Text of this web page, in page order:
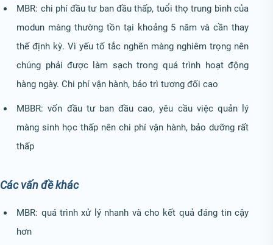
MBR: chi phí đầu tư ban đầu thấp, tuổi thọ trung bình của
modun màng thường tồn tại khoảng 5 năm và cần thay
thế định kỳ. Vì yếu tố tắc nghẽn màng nghiêm trọng nên
chúng phải được làm sạch trong quá trình hoạt động
hàng ngày. Chi phí vận hành, bảo trì tương đối cao
MBBR: vốn đầu tư ban đầu cao, yêu cầu việc quản lý
màng sinh học thấp nên chi phí vận hành, bảo dưỡng rất
thấp
Các vấn đề khác
MBR: quá trình xử lý nhanh và cho kết quả đáng tin cậy
hơn